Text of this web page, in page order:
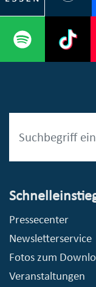
Pressecenter
Newsletterservice
Fotos zum
Veranstaltungen